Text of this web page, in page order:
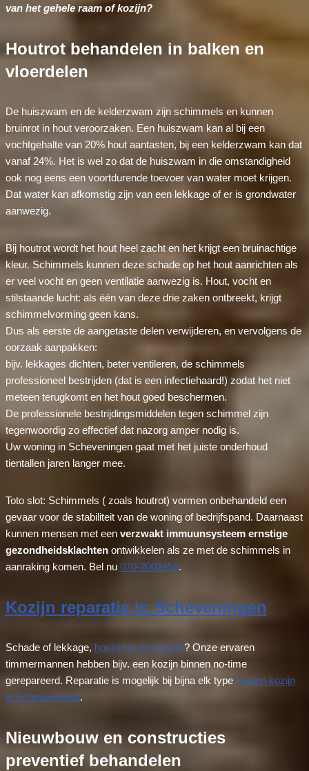
van het gehele raam of kozijn?
Houtrot behandelen in balken en
vloerdelen
De huiszwam en de kelderzwam zijn schimmels en kunnen
bruinrot in hout veroorzaken. Een huiszwam kan al bij een
vochtgehalte van 20% hout aantasten, bij een kelderzwam kan dat
vanaf 24%. Het is wel zo dat de huiszwam in die omstandigheid
ook nog eens een voortdurende toevoer van water moet krijgen.
Dat water kan afkomstig zijn van een lekkage of er is grondwater
aanwezig.
Bij houtrot wordt het hout heel zacht en het krijgt een bruinachtige
kleur. Schimmels kunnen deze schade op het hout aanrichten als
er veel vocht en geen ventilatie aanwezig is. Hout, vocht en
stilstaande lucht: als één van deze drie zaken ontbreekt, krijgt
schimmelvorming geen kans.
Dus als eerste de aangetaste delen verwijderen, en vervolgens de
oorzaak aanpakken:
bijv. lekkages dichten, beter ventileren, de schimmels
professioneel bestrijden (dat is een infectiehaard!) zodat het niet
meteen terugkomt en het hout goed beschermen.
De professionele bestrijdingsmiddelen tegen schimmel zijn
tegenwoordig zo effectief dat nazorg amper nodig is.
Uw woning in Scheveningen gaat met het juiste onderhoud
tientallen jaren langer mee.
Toto slot: Schimmels ( zoals houtrot) vormen onbehandeld een
gevaar voor de stabiliteit van de woning of bedrijfspand. Daarnaast
kunnen mensen met een verzwakt immuunsysteem ernstige
gezondheidsklachten ontwikkelen als ze met de schimmels in
aanraking komen. Bel nu 070-2002450.
Kozijn reparatie in Scheveningen
Schade of lekkage, houtrot in een kozijn? Onze ervaren
timmermannen hebben bijv. een kozijn binnen no-time
gerepareerd. Reparatie is mogelijk bij bijna elk type houten kozijn
in Scheveningen.
Nieuwbouw en constructies
preventief behandelen